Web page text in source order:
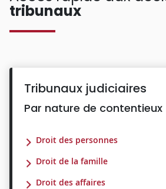
tribunaux
Tribunaux judiciaires
Par nature de contentieux
Droit des personnes
Droit de la famille
Droit des affaires